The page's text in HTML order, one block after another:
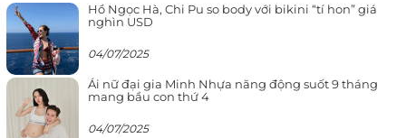
Hồ Ngọc Hà, Chi Pu so body với bikini “tí hon” giá
nghìn USD
04/07/2025
Ái nữ đại gia Minh Nhựa năng động suốt 9 tháng
mang bầu con thứ 4
04/07/2025